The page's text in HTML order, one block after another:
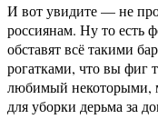
И вот увидите — не
россиянам. Ну то есть
обставят всё такими
рогатками, что вы фиг
любимый некоторыми,
для уборки дерьма за